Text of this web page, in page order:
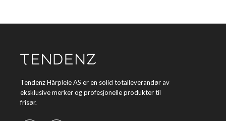
Tendenz Hårpleie AS er en solid totalleverandør av
eksklusive merker og profesjonelle produkter til
frisør.